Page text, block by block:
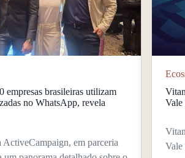
empresas brasileiras utilizam
no WhatsApp, revela
ActiveCampaign, em parceria
Vale